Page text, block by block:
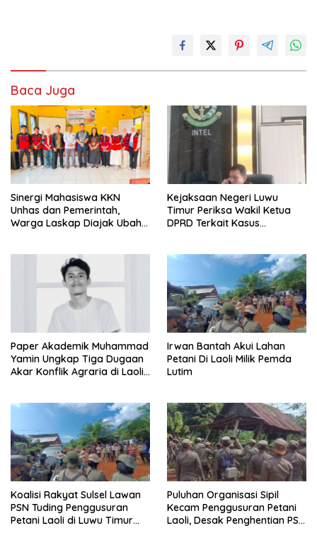
Baca Juga
Sinergi Mahasiswa KKN
Unhas dan Pemerintah,
Warga Laskap Diajak Ubah
Kejaksaan Negeri Luwu
Timur Periksa Wakil Ketua
DPRD Terkait Kasus
Paper Akademik Muhammad
Yamin Ungkap Tiga Dugaan
Akar Konflik Agraria di Laoli
Irwan Bantah Akui Lahan
Petani Di Laoli Milik Pemda
Lutim
Koalisi Rakyat Sulsel Lawan
PSN Tuding Penggusuran
Petani Laoli di Luwu Timur
Puluhan Organisasi Sipil
Kecam Penggusuran Petani
Laoli, Desak Penghentian PSN